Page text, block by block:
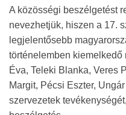
A közösségi beszélgetést
nevezhetjük, hiszen a 17.
legjelentősebb
történelemben kiemelkedő
Éva, Teleki Blanka, Veres
Margit, Pécsi Eszter,
szervezetek